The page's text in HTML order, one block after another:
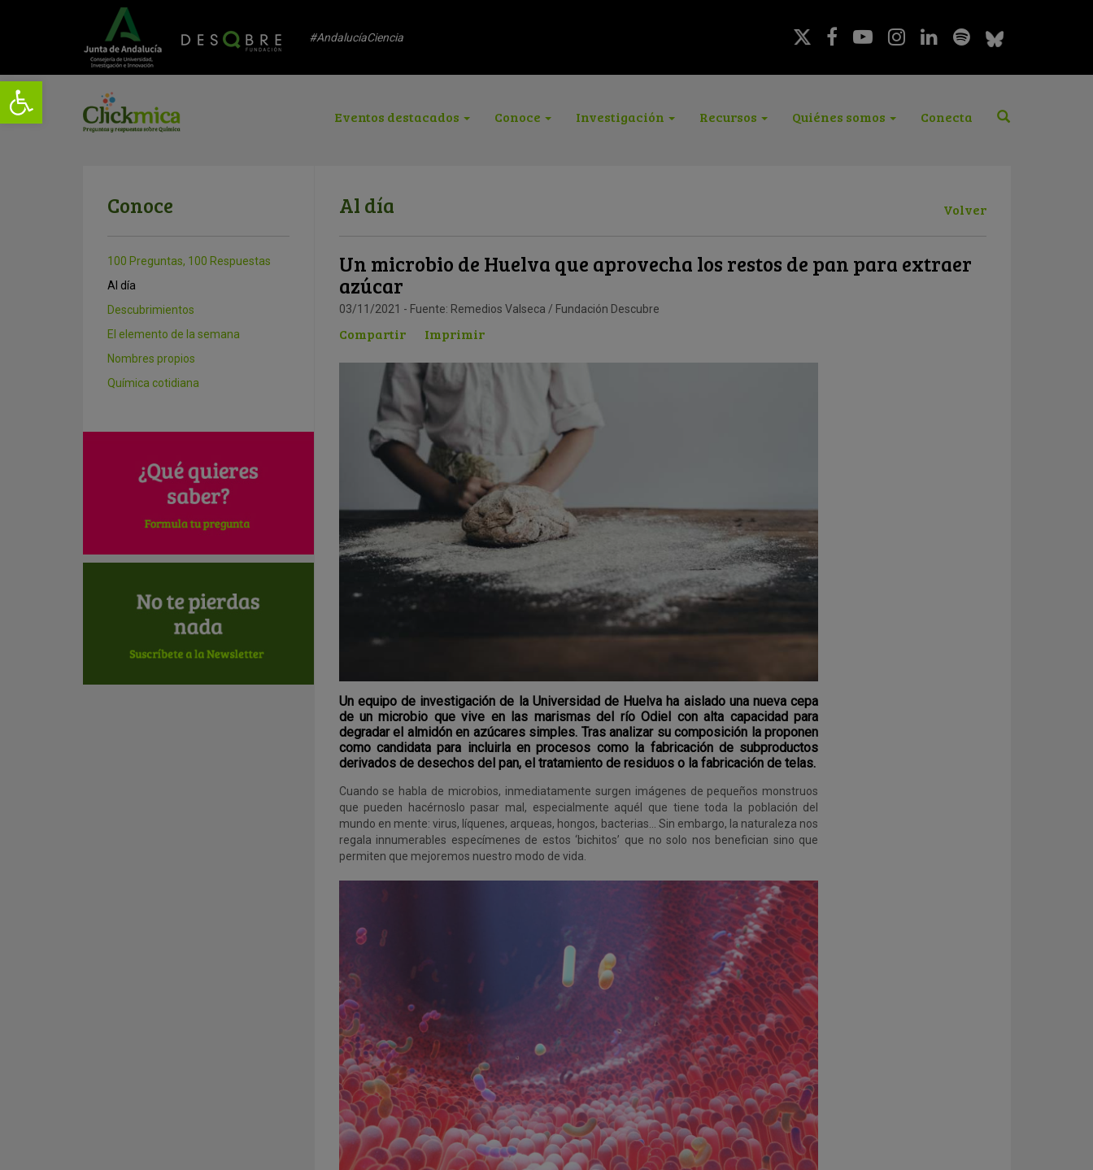
#AndalucíaCiencia
Eventos destacados Conoce Investigación Recursos Quiénes somos Conecta
Conoce
100 Preguntas, 100 Respuestas
Al día
Descubrimientos
El elemento de la semana
Nombres propios
Química cotidiana
Al día Volver
Un microbio de Huelva que aprovecha los restos de pan para extraer
azúcar
03/11/2021 - Fuente: Remedios Valseca / Fundación Descubre
Compartir Imprimir
Un equipo de investigación de la Universidad de Huelva ha aislado una nueva cepa
de un microbio que vive en las marismas del río Odiel con alta capacidad para
degradar el almidón en azúcares simples. Tras analizar su composición la proponen
como candidata para incluirla en procesos como la fabricación de subproductos
derivados de desechos del pan, el tratamiento de residuos o la fabricación de telas.
Cuando se habla de microbios, inmediatamente surgen imágenes de pequeños monstruos
que pueden hacérnoslo pasar mal, especialmente aquél que tiene toda la población del
mundo en mente: virus, líquenes, arqueas, hongos, bacterias… Sin embargo, la naturaleza nos
regala innumerables especímenes de estos ‘bichitos’ que no solo nos benefician sino que
permiten que mejoremos nuestro modo de vida.